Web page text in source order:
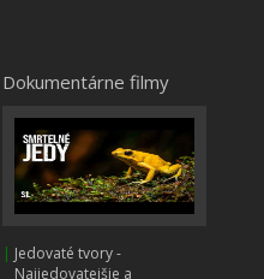
Dokumentárne filmy
| Jedovaté tvory -
Najjedovatejšie a